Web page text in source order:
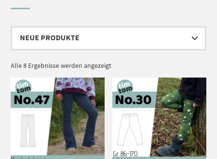
Alle 8 Ergebnisse werden angezeigtNach
sortiert